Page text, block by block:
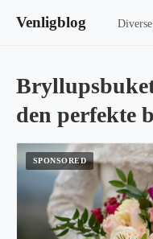
Venligblog Diverse
den perfekte